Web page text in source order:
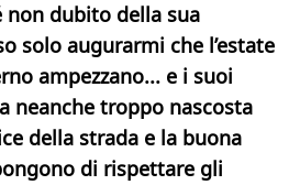
non dubito della sua
solo augurarmi che l’estate
ampezzano... e i suoi
neanche troppo nascosta
della strada e la buona
di rispettare gli